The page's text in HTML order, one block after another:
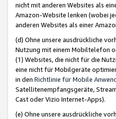
nicht mit anderen Websites als
Amazon-Website lenken (wobei
anderen Websites als einer
(d) Ohne unsere ausdrückliche
Nutzung mit einem Mobiltelefon
(1) Websites, die nicht für die
eine nicht für Mobilgeräte
in den Richtlinie für Mobile
Satellitenempfangsgeräte,
Cast oder Vizio Internet-Apps).
(e) Ohne unsere ausdrückliche